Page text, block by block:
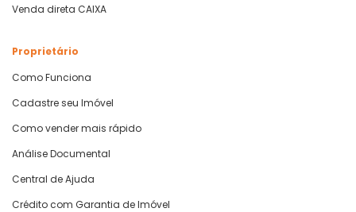
Venda direta CAIXA
Proprietário
Como Funciona
Cadastre seu Imóvel
Como vender mais rápido
Análise Documental
Central de Ajuda
Crédito com Garantia de Imóvel